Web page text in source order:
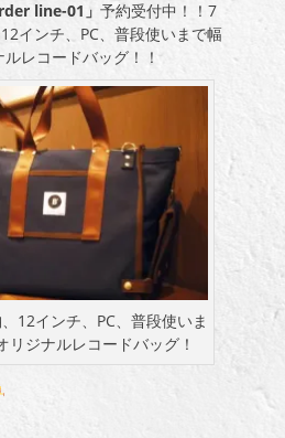
line-01」 予約受付中！！7
インチ、PC、普段使いまで幅
レコードバッグ！！
12インチ、PC、普段使いま
リジナルレコードバッグ！